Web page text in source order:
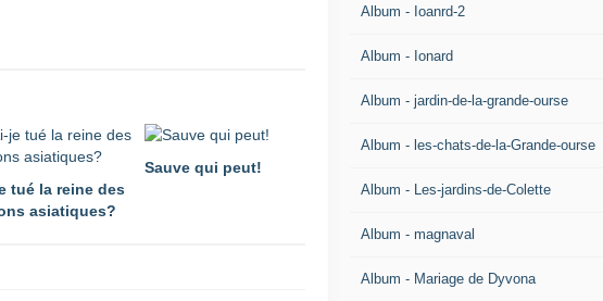
tué la reine des
asiatiques?
Sauve qui peut!
Album - Ioanrd-2
Album - Ionard
Album - jardin-de-la-grande-ourse
Album - les-chats-de-la-Grande-ourse
Album - Les-jardins-de-Colette
Album - magnaval
Album - Mariage de Dyvona